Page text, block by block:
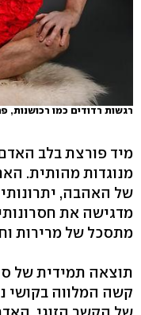
רגשות רדודים כמו רכושנות,
מיד פורצת בלב
מנוגדות מהותית.
של האהבה,
מדגישה את
מתסכל של מרירות
תוצאה תמידית של
קשה המלווה בקושי